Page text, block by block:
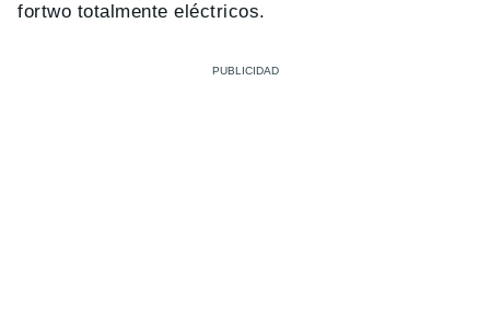
fortwo totalmente eléctricos.